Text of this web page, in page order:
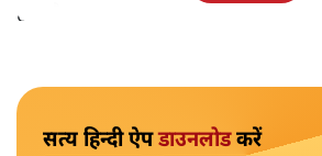
हुआ है।
सत्य हिन्दी ऐपडाउनलोडकरें